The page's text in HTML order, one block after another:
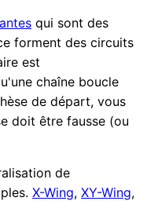
qui sont des
forment des circuits
est
chaîne boucle
de départ, vous
doit être fausse (ou
de
X-Wing, XY-Wing,